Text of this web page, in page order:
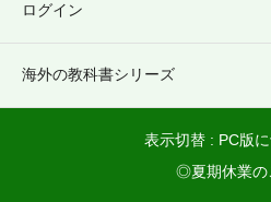
ログイン
海外の教科書シリーズ
表示切替 : PC版
◎夏期休業の